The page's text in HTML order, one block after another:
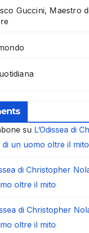
Guccini, Maestro
su L’Odissea di
di un uomo oltre il mito
di Christopher
oltre il mito
di Christopher
oltre il mito